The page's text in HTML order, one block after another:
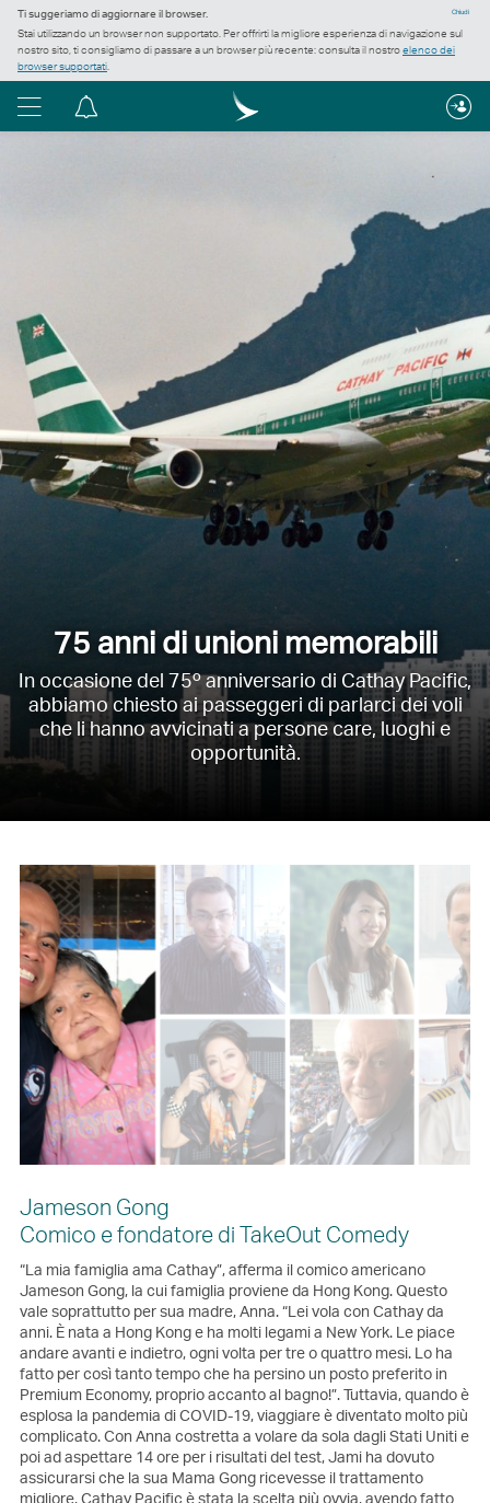
Chiudi
Ti suggeriamo di aggiornare il browser.
Stai utilizzando un browser non supportato. Per offrirti la migliore esperienza di navigazione sul
nostro sito, ti consigliamo di passare a un browser più recente: consulta il nostroelenco dei
browser supportati.
75 anni di unioni memorabili
In occasione del 75º anniversario di Cathay Pacific,
abbiamo chiesto ai passeggeri di parlarci dei voli
che li hanno avvicinati a persone care, luoghi e
opportunità.
Jameson Gong
Comico e fondatore di TakeOut Comedy
“La mia famiglia ama Cathay”, afferma il comico americano
Jameson Gong, la cui famiglia proviene da Hong Kong. Questo
vale soprattutto per sua madre, Anna. “Lei vola con Cathay da
anni. È nata a Hong Kong e ha molti legami a New York. Le piace
andare avanti e indietro, ogni volta per tre o quattro mesi. Lo ha
fatto per così tanto tempo che ha persino un posto preferito in
Premium Economy, proprio accanto al bagno!”. Tuttavia, quando è
esplosa la pandemia di COVID-19, viaggiare è diventato molto più
complicato. Con Anna costretta a volare da sola dagli Stati Uniti e
poi ad aspettare 14 ore per i risultati del test, Jami ha dovuto
assicurarsi che la sua Mama Gong ricevesse il trattamento
migliore. Cathay Pacific è stata la scelta più ovvia, avendo fatto